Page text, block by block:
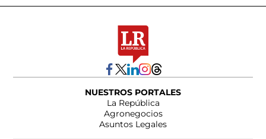
NUESTROS PORTALES
La República
Agronegocios
Asuntos Legales